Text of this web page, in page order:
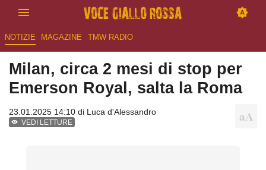
NOTIZIE MAGAZINE TMW RADIO
Milan, circa 2 mesi di stop per
Emerson Royal, salta la Roma
23.01.2025 14:10 di Luca d'Alessandro
VEDI LETTURE